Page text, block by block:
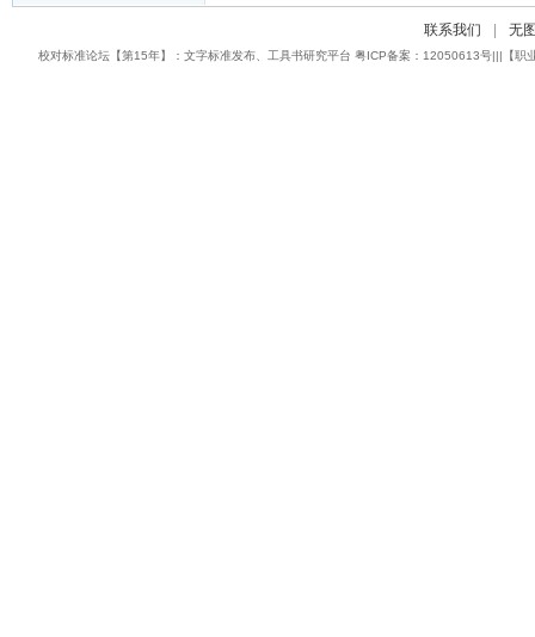
联系我们 无
校对标准论坛【第15年】：文字标准发布、工具书研究平台 粤ICP备案：12050613号|||【